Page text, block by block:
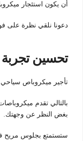
أن يكون استئجار
دعونا نلقي نظرة على
تحسين
تأجير ميكروباص سياحي
بالتالي تقدم
بغض النظر عن وجهتك.
ستستمتع بجلوس مريح